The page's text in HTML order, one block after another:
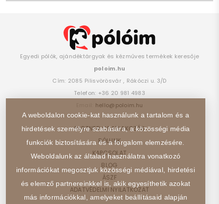
Egyedi pólók, ajándéktárgyak és kézműves termékek keresője
poloim.hu
Cím: 2085 Pilisvörösvár , Rákóczi u. 3/D
Telefon: +36 20 981 4983
hello@poloim.hu
PARTNER CSATLAKOZÁS
RÓLUNK
KAPCSOLAT
BLOG
ÁSZF
ADATVÉDELMI NYILATKOZAT
A weboldalon cookie-kat használunk a tartalom és a
hirdetések személyre szabására, a közösségi média
funkciók biztosítására és a forgalom elemzésére.
Weboldalunk az általad használatra vonatkozó
információkat megosztjuk közösségi médiával, hirdetési
és elemző partnereinkkel is, akik egyesíthetik azokat
más információkkal, amelyeket beállításaid alapján